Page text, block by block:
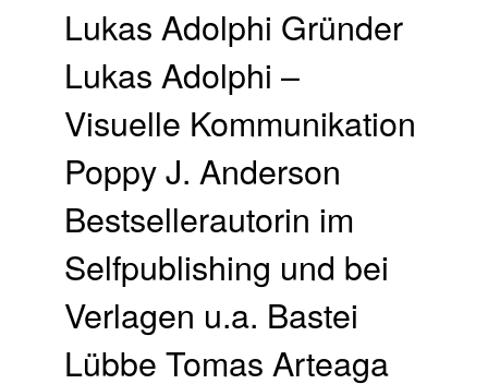
Lukas Adolphi Gründer
Lukas Adolphi –
Visuelle Kommunikation
Poppy J. Anderson
Bestsellerautorin im
Selfpublishing und bei
Verlagen u.a. Bastei
Lübbe Tomas Arteaga